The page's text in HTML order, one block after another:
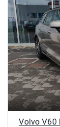
Volvo V60